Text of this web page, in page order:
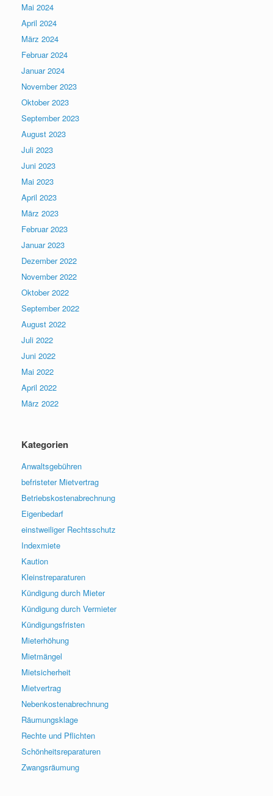
Mai 2024
April 2024
März 2024
Februar 2024
Januar 2024
November 2023
Oktober 2023
September 2023
August 2023
Juli 2023
Juni 2023
Mai 2023
April 2023
März 2023
Februar 2023
Januar 2023
Dezember 2022
November 2022
Oktober 2022
September 2022
August 2022
Juli 2022
Juni 2022
Mai 2022
April 2022
März 2022
Kategorien
Anwaltsgebühren
befristeter Mietvertrag
Betriebskostenabrechnung
Eigenbedarf
einstweiliger Rechtsschutz
Indexmiete
Kaution
Kleinstreparaturen
Kündigung durch Mieter
Kündigung durch Vermieter
Kündigungsfristen
Mieterhöhung
Mietmängel
Mietsicherheit
Mietvertrag
Nebenkostenabrechnung
Räumungsklage
Rechte und Pflichten
Schönheitsreparaturen
Zwangsräumung